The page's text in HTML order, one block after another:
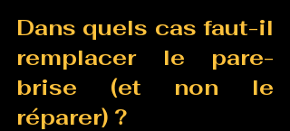
Dans quels cas faut-il
remplacer le pare-
brise (et non le
réparer) ?